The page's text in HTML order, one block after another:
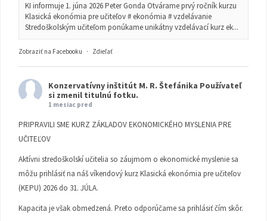
KI informuje 1. júna 2026 Peter Gonda Otvárame prvý ročník kurzu
Klasická ekonómia pre učiteľov # ekonómia # vzdelávanie
Stredoškolským učiteľom ponúkame unikátny vzdelávací kurz ek...
Zobraziť na Facebooku · Zdieľať
Konzervatívny inštitút M. R. Štefánika Používateľ
si zmenil titulnú fotku.
1 mesiac pred
PRIPRAVILI SME KURZ ZÁKLADOV EKONOMICKÉHO MYSLENIA PRE
UČITEĽOV
Aktívni stredoškolskí učitelia so záujmom o ekonomické myslenie sa
môžu prihlásiť na náš víkendový kurz Klasická ekonómia pre učiteľov
(KEPU) 2026 do 31. JÚLA.
Kapacita je však obmedzená. Preto odporúčame sa prihlásiť čím skôr.